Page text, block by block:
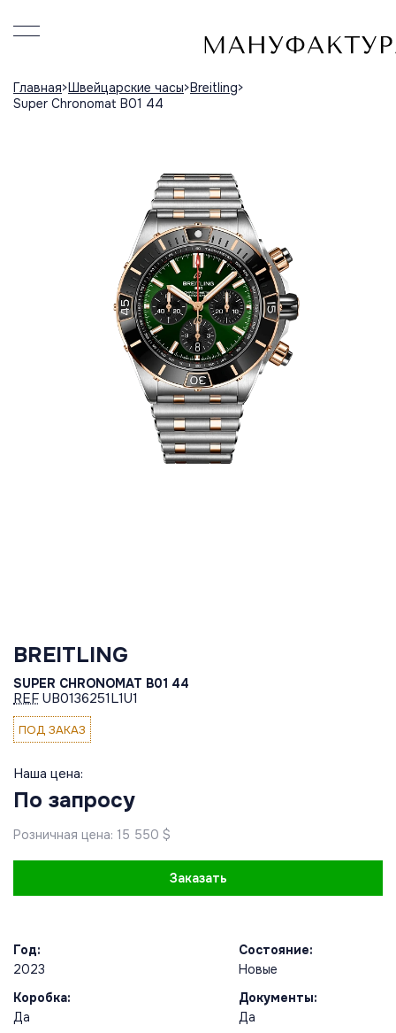
Главная Швейцарские часы Breitling
Super Chronomat B01 44
BREITLING
SUPER CHRONOMAT B01 44
REF UB0136251L1U1
ПОД ЗАКАЗ
Наша цена:
По запросу
Розничная цена: 15 550 $
Заказать
Год:
2023
Состояние:
Новые
Коробка:
Да
Документы:
Да